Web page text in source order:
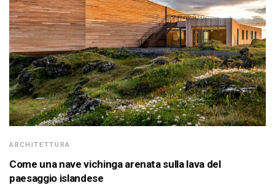
ARCHITETTURA
Come una nave vichinga arenata sulla lava del
paesaggio islandese